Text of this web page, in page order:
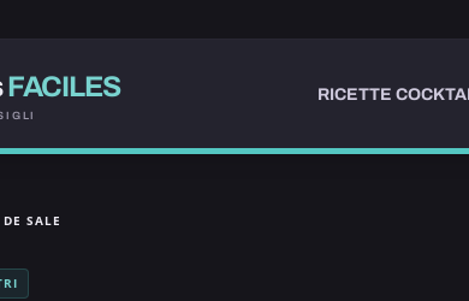
FACILES RICETTE
SALE